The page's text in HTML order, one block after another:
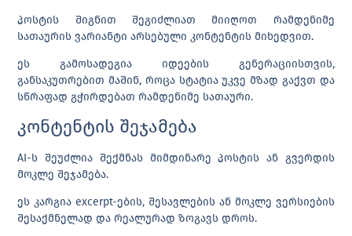
პოსტის შიგნით შეგიძლიათ მიიღოთ რამდენიმე
სათაურის ვარიანტი არსებული კონტენტის მიხედვით.
ეს გამოსადეგია იდეების გენერაციისთვის,
განსაკუთრებით მაშინ, როცა სტატია უკვე მზად გაქვთ და
სწრაფად გჭირდებათ რამდენიმე სათაური.
კონტენტის შეჯამება
AI-ს შეუძლია შექმნას მიმდინარე პოსტის ან გვერდის
მოკლე შეჯამება.
ეს კარგია excerpt-ების, შესავლების ან მოკლე ვერსიების
შესაქმნელად და რეალურად ზოგავს დროს.